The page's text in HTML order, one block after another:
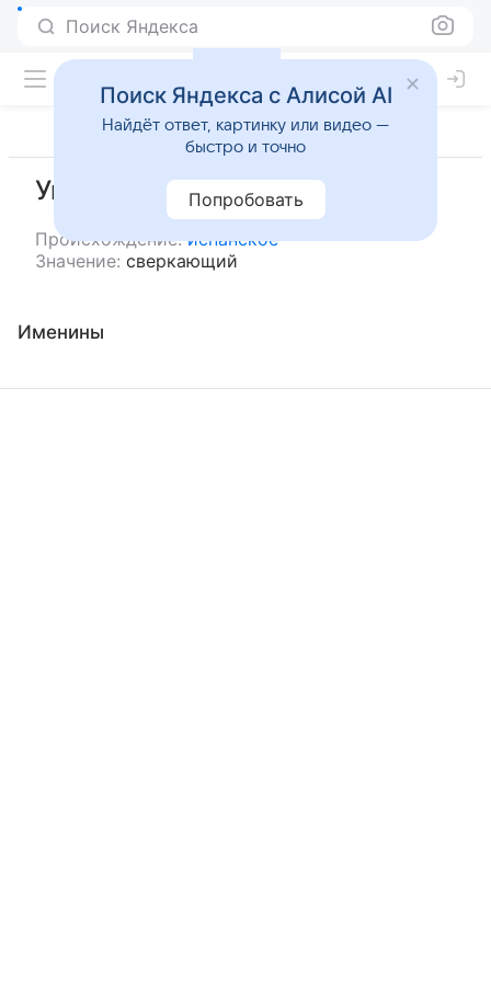
Поиск Яндекса
Умберто
Происхождение: испанское
Значение: сверкающий
Именины
Поиск Яндекса с Алисой AI
Найдёт ответ, картинку или видео —
быстро и точно
Попробовать